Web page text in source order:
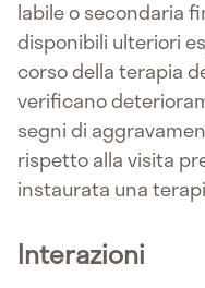
labile o secondaria
disponibili ulteriori
corso della terapia
verificano
segni di
rispetto alla visita
instaurata una
Interazioni